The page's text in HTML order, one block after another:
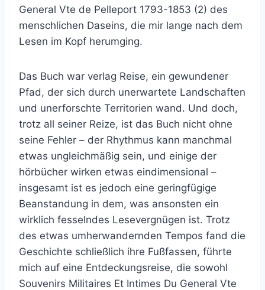
General Vte de Pelleport 1793-1853 (2) des
menschlichen Daseins, die mir lange nach dem
Lesen im Kopf herumging.
Das Buch war verlag Reise, ein gewundener
Pfad, der sich durch unerwartete Landschaften
und unerforschte Territorien wand. Und doch,
trotz all seiner Reize, ist das Buch nicht ohne
seine Fehler – der Rhythmus kann manchmal
etwas ungleichmäßig sein, und einige der
hörbücher wirken etwas eindimensional –
insgesamt ist es jedoch eine geringfügige
Beanstandung in dem, was ansonsten ein
wirklich fesselndes Lesevergnügen ist. Trotz
des etwas umherwandernden Tempos fand die
Geschichte schließlich ihre Fußfassen, führte
mich auf eine Entdeckungsreise, die sowohl
Souvenirs Militaires Et Intimes Du General Vte